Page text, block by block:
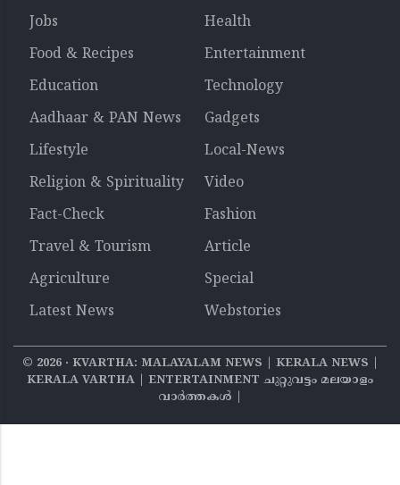
Jobs
Health
Food & Recipes
Entertainment
Education
Technology
Aadhaar & PAN News
Gadgets
Lifestyle
Local-News
Religion & Spirituality
Video
Fact-Check
Fashion
Travel & Tourism
Article
Agriculture
Special
Latest News
Webstories
© 2026‧ KVARTHA: MALAYALAM NEWS | KERALA NEWS |
KERALA VARTHA | ENTERTAINMENT ചുറ്റുവട്ടം മലയാളം
വാര്‍ത്തകൾ |